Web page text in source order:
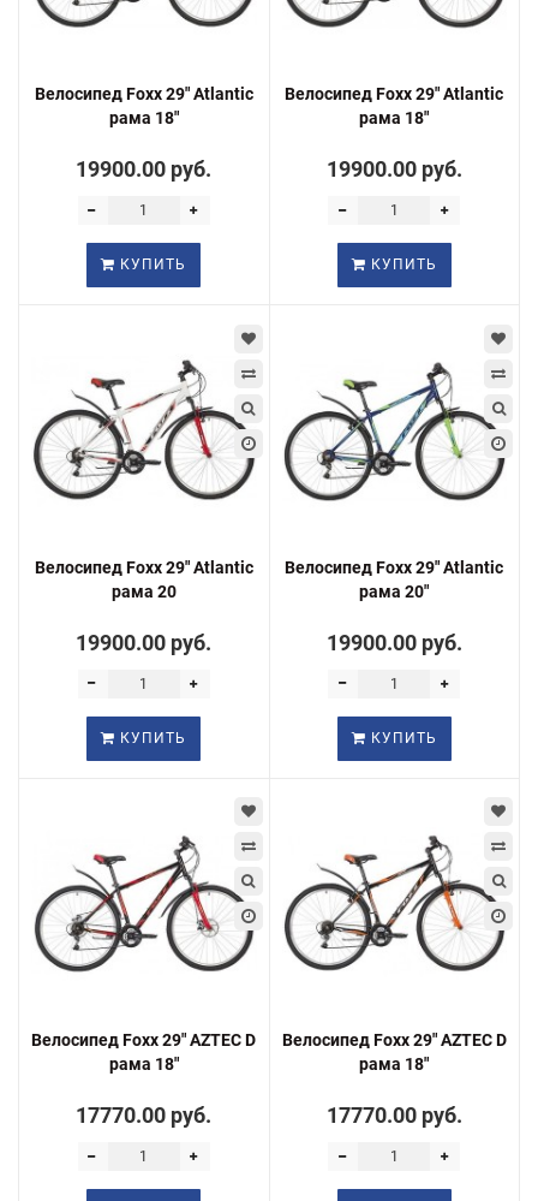
Велосипед Foxx 29" Atlantic
рама 18"
19900.00 руб.
КУПИТЬ
Велосипед Foxx 29" Atlantic
рама 18"
19900.00 руб.
КУПИТЬ
Велосипед Foxx 29" Atlantic
рама 20
19900.00 руб.
КУПИТЬ
Велосипед Foxx 29" Atlantic
рама 20"
19900.00 руб.
КУПИТЬ
Велосипед Foxx 29" AZTEC D
рама 18"
17770.00 руб.
Велосипед Foxx 29" AZTEC D
рама 18"
17770.00 руб.